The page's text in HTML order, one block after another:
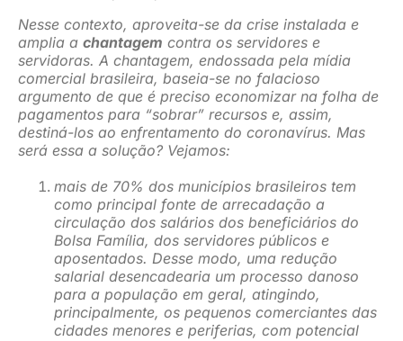
Nesse contexto, aproveita-se da crise instalada e
amplia a chantagem contra os servidores e
servidoras. A chantagem, endossada pela mídia
comercial brasileira, baseia-se no falacioso
argumento de que é preciso economizar na folha de
pagamentos para “sobrar” recursos e, assim,
destiná-los ao enfrentamento do coronavírus. Mas
será essa a solução? Vejamos:
mais de 70% dos municípios brasileiros tem
como principal fonte de arrecadação a
circulação dos salários dos beneficiários do
Bolsa Família, dos servidores públicos e
aposentados. Desse modo, uma redução
salarial desencadearia um processo danoso
para a população em geral, atingindo,
principalmente, os pequenos comerciantes das
cidades menores e periferias, com potencial